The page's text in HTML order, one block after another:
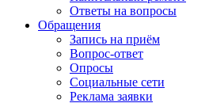
Ответы на вопросы
Обращения
Запись на приём
Вопрос-ответ
Опросы
Социальные сети
Реклама заявки